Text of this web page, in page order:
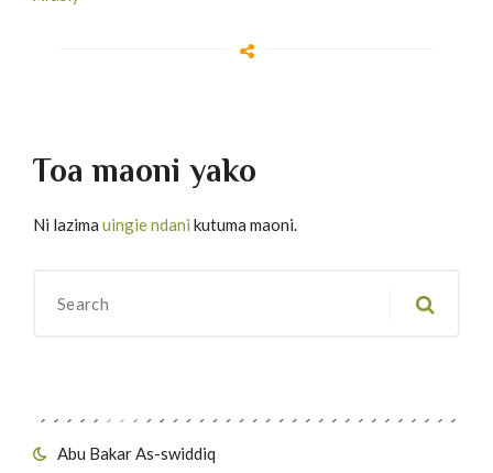
Abu Bakar As-swiddiq
Toa maoni yako
Ni lazima uingie ndani kutuma maoni.